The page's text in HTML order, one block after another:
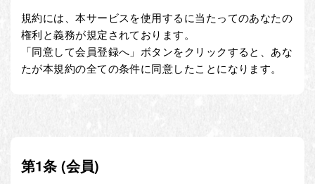
規約には、本サービスを使用するに当たってのあなたの
権利と義務が規定されております。
「同意して会員登録へ」ボタンをクリックすると、あな
たが本規約の全ての条件に同意したことになります。
第1条 (会員)